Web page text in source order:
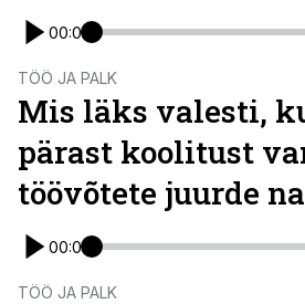
00:00
TÖÖ JA PALK
Mis läks valesti,
pärast koolitust
töövõtete juurde
00:00
TÖÖ JA PALK